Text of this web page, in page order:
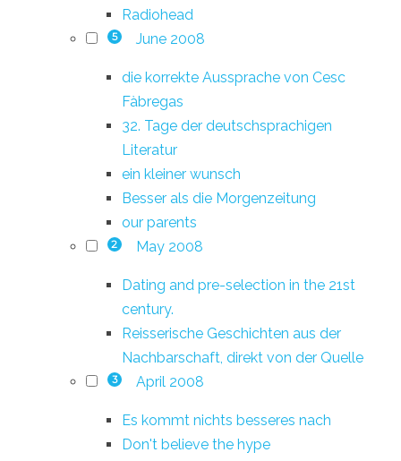
Radiohead
5 June 2008
die korrekte Aussprache von Cesc
Fàbregas
32. Tage der deutschsprachigen
Literatur
ein kleiner wunsch
Besser als die Morgenzeitung
our parents
2 May 2008
Dating and pre-selection in the 21st
century.
Reisserische Geschichten aus der
Nachbarschaft, direkt von der Quelle
3 April 2008
Es kommt nichts besseres nach
Don't believe the hype